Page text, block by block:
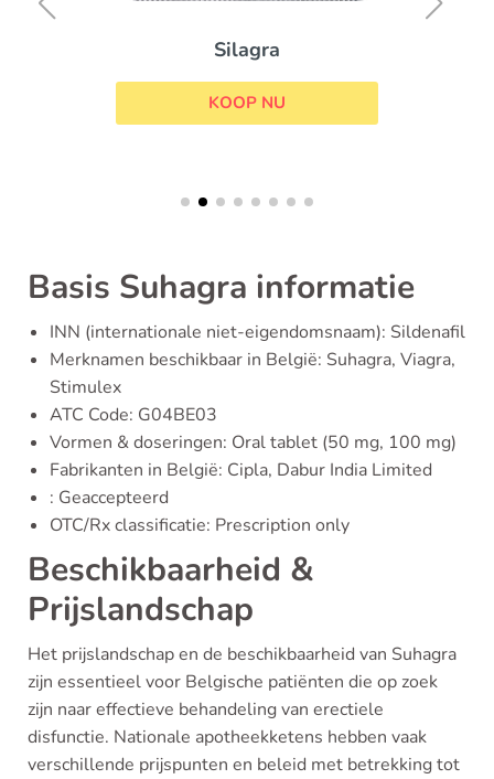
Silagra
KOOP NU
Basis Suhagra informatie
INN (internationale niet-eigendomsnaam): Sildenafil
Merknamen beschikbaar in België: Suhagra, Viagra,
Stimulex
ATC Code: G04BE03
Vormen & doseringen: Oral tablet (50 mg, 100 mg)
Fabrikanten in België: Cipla, Dabur India Limited
: Geaccepteerd
OTC/Rx classificatie: Prescription only
Beschikbaarheid &
Prijslandschap
Het prijslandschap en de beschikbaarheid van Suhagra
zijn essentieel voor Belgische patiënten die op zoek
zijn naar effectieve behandeling van erectiele
disfunctie. Nationale apotheekketens hebben vaak
verschillende prijspunten en beleid met betrekking tot